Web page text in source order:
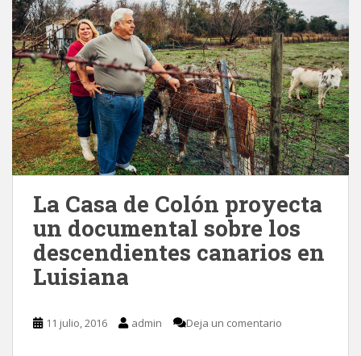
La Casa de Colón proyecta
un documental sobre los
descendientes canarios en
Luisiana
11 julio, 2016 admin Deja un comentario